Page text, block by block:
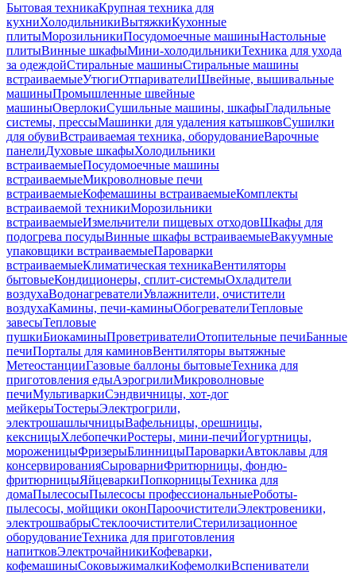
Бытовая техникаКрупная техника для
кухниХолодильникиВытяжкиКухонные
плитыМорозильникиПосудомоечные машиныНастольные
плитыВинные шкафыМини-холодильникиТехника для ухода
за одеждойСтиральные машиныСтиральные машины
встраиваемыеУтюгиОтпаривателиШвейные, вышивальные
машиныПромышленные швейные
машиныОверлокиСушильные машины, шкафыГладильные
системы, прессыМашинки для удаления катышковСушилки
для обувиВстраиваемая техника, оборудованиеВарочные
панелиДуховые шкафыХолодильники
встраиваемыеПосудомоечные машины
встраиваемыеМикроволновые печи
встраиваемыеКофемашины встраиваемыеКомплекты
встраиваемой техникиМорозильники
встраиваемыеИзмельчители пищевых отходовШкафы для
подогрева посудыВинные шкафы встраиваемыеВакуумные
упаковщики встраиваемыеПароварки
встраиваемыеКлиматическая техникаВентиляторы
бытовыеКондиционеры, сплит-системыОхладители
воздухаВодонагревателиУвлажнители, очистители
воздухаКамины, печи-каминыОбогревателиТепловые
завесыТепловые
пушкиБиокаминыПроветривателиОтопительные печиБанные
печиПорталы для каминовВентиляторы вытяжные
МетеостанцииГазовые баллоны бытовыеТехника для
приготовления едыАэрогрилиМикроволновые
печиМультиваркиСэндвичницы, хот-дог
мейкерыТостерыЭлектрогрили,
электрошашлычницыВафельницы, орешницы,
кексницыХлебопечкиРостеры, мини-печиЙогуртницы,
мороженицыФризерыБлинницыПароваркиАвтоклавы для
консервированияСыроварниФритюрницы, фондю-
фритюрницыЯйцеваркиПопкорницыТехника для
домаПылесосыПылесосы профессиональныеРоботы-
пылесосы, мойщики оконПароочистителиЭлектровеники,
электрошвабрыСтеклоочистителиСтерилизационное
оборудованиеТехника для приготовления
напитковЭлектрочайникиКофеварки,
кофемашиныСоковыжималкиКофемолкиВспениватели